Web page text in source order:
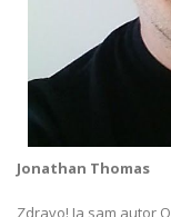
Jonathan Thomas
Zdravo! Ja sam autor